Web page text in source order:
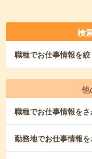
検
職種でお仕事情報を
他
職種でお仕事情報を
勤務地でお仕事情報